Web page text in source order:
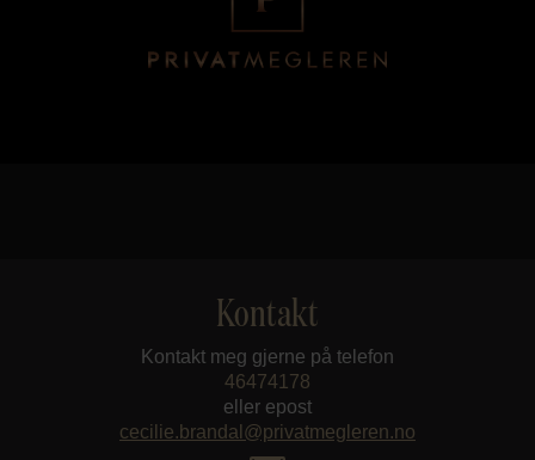
Kontakt
Kontakt meg gjerne på telefon
46474178
eller epost
cecilie.brandal@privatmegleren.no